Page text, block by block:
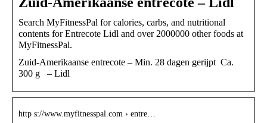
Search MyFitnessPal for calories, carbs, and nutritional
contents for Entrecote Lidl and over 2000000 other foods at
MyFitnessPal.
Zuid-Amerikaanse entrecote – Min. 28 dagen gerijpt Ca.
300 g – Lidl
http s://www.myfitnesspal.com › entre…